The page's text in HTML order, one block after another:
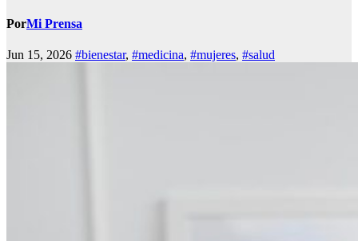
PorMi Prensa
Jun 15, 2026 #bienestar, #medicina, #mujeres, #salud